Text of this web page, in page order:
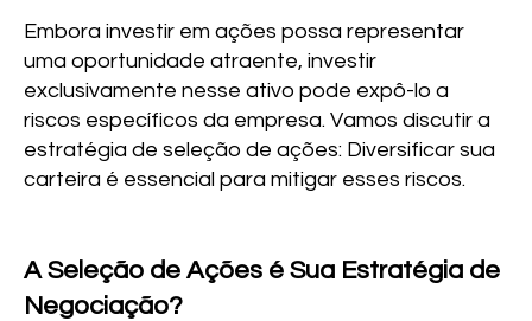
Embora investir em ações possa representar
uma oportunidade atraente, investir
exclusivamente nesse ativo pode expô-lo a
riscos específicos da empresa. Vamos discutir a
estratégia de seleção de ações: Diversificar sua
carteira é essencial para mitigar esses riscos.
A Seleção de Ações é Sua Estratégia de
Negociação?